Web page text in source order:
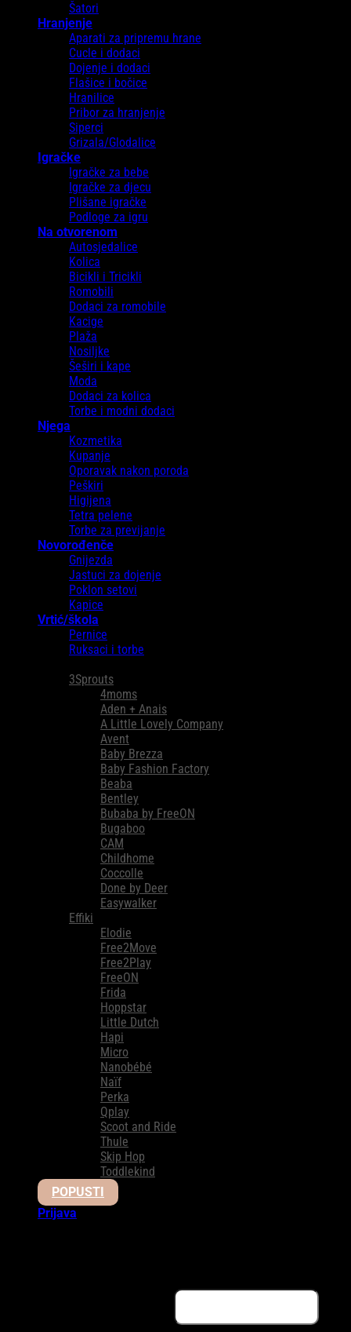
Šatori
Hranjenje
Aparati za pripremu hrane
Cucle i dodaci
Dojenje i dodaci
Flašice i bočice
Hranilice
Pribor za hranjenje
Siperci
Grizala/Glodalice
Igračke
Igračke za bebe
Igračke za djecu
Plišane igračke
Podloge za igru
Na otvorenom
Autosjedalice
Kolica
Bicikli i Tricikli
Romobili
Dodaci za romobile
Kacige
Plaža
Nosiljke
Šeširi i kape
Moda
Dodaci za kolica
Torbe i modni dodaci
Njega
Kozmetika
Kupanje
Oporavak nakon poroda
Peškiri
Higijena
Tetra pelene
Torbe za previjanje
Novorođenče
Gnijezda
Jastuci za dojenje
Poklon setovi
Kapice
Vrtić/škola
Pernice
Ruksaci i torbe
3Sprouts
4moms
Aden + Anais
A Little Lovely Company
Avent
Baby Brezza
Baby Fashion Factory
Beaba
Bentley
Bubaba by FreeON
Bugaboo
CAM
Childhome
Coccolle
Done by Deer
Easywalker
Effiki
Elodie
Free2Move
Free2Play
FreeON
Frida
Hoppstar
Little Dutch
Hapi
Micro
Nanobébé
Naïf
Perka
Qplay
Scoot and Ride
Thule
Skip Hop
Toddlekind
POPUSTI
Prijava
Obavezno